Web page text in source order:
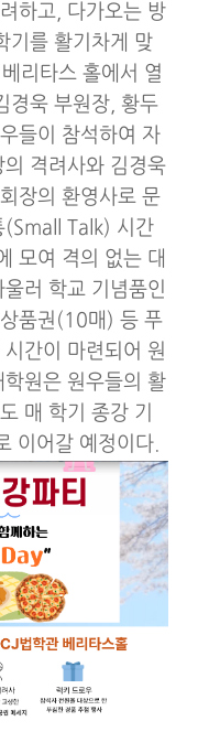
하고, 다가오는 방
기를 활기차게 맞
리타스 홀에서 열
경욱 부원장, 황두
들이 참석하여 자
격려사와 김경욱
장의 환영사로 문
(Small Talk) 시간
모여 격의 없는 대
러 학교 기념품인
품권(10매) 등 푸
간이 마련되어 원
원은 원우들의 활
매 학기 종강 기
이어갈 예정이다.